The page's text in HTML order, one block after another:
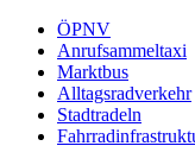
ÖPNV
Anrufsammeltaxi
Marktbus
Alltagsradverkehr
Stadtradeln